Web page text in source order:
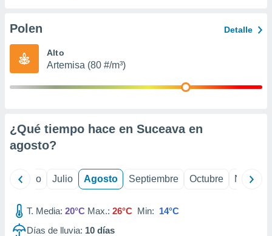
e
mediante
de
1199
Polen Detalle
Alto
Artemisa (80 #/m³)
¿Qué tiempo hace en Suceava en
agosto?
Junio Julio Agosto Septiembre Octubre
T. Media: 20°C Max.: 26°C Min: 14°C
Días de lluvia: 10 días